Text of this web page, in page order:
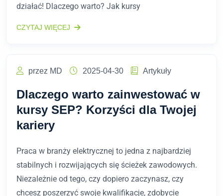
działać! Dlaczego warto? Jak kursy
CZYTAJ WIĘCEJ
przez MD 2025-04-30 Artykuły
Dlaczego warto zainwestować w
kursy SEP? Korzyści dla Twojej
kariery
Praca w branży elektrycznej to jedna z najbardziej
stabilnych i rozwijających się ścieżek zawodowych.
Niezależnie od tego, czy dopiero zaczynasz, czy
chcesz poszerzyć swoje kwalifikacje, zdobycie